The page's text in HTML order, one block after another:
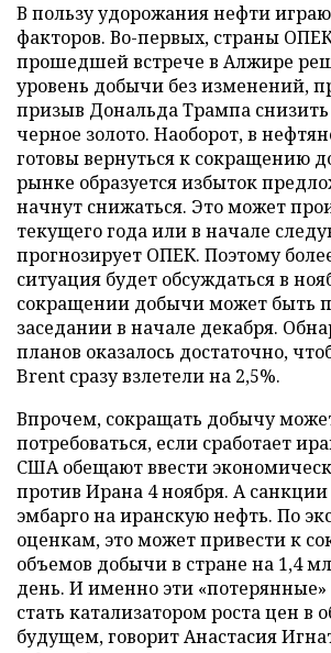
В пользу удорожания нефти
факторов. Во-первых, страны
прошедшей встрече в Алжире
уровень добычи без изменений,
призыв Дональда Трампа
черное золото. Наоборот, в
готовы вернуться к сокращению
рынке образуется избыток
начнут снижаться. Это может
текущего года или в начале
прогнозирует ОПЕК. Поэтому
ситуация будет обсуждаться в
сокращении добычи может быть
заседании в начале декабря.
планов оказалось достаточно,
Brent сразу взлетели на 2,5%.
Впрочем, сокращать добычу
потребоваться, если сработает
США обещают ввести
против Ирана 4 ноября. А
эмбарго на иранскую нефть. По
оценкам, это может привести к
объемов добычи в стране на 1,4
день. И именно эти «потерянные»
стать катализатором роста цен в
будущем, говорит Анастасия